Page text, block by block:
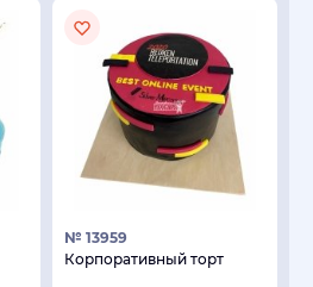
№ 13959
Корпоративный торт